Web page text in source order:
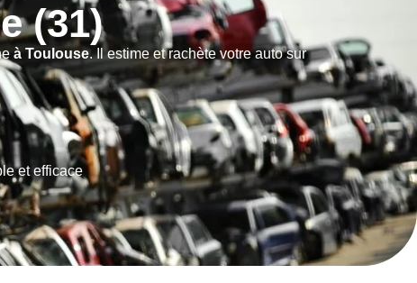
(31)
à Toulouse. Il estime et rachète votre auto sur
et efficace